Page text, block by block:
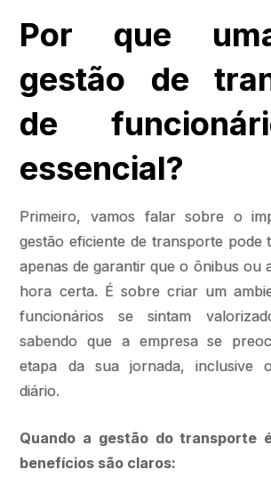
Por que
gestão de
de
essencial?
Primeiro, vamos falar sobre o
gestão eficiente de transporte pode
apenas de garantir que o ônibus ou
hora certa. É sobre criar um
funcionários se sintam
sabendo que a empresa se
etapa da sua jornada, inclusive
diário.
Quando a gestão do transporte
benefícios são claros: